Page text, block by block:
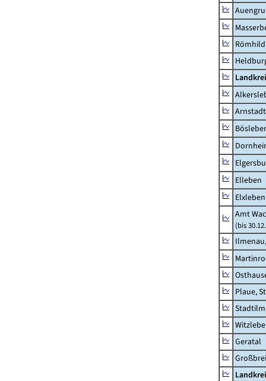
Elleben
Elxleben
Amt
(bis
Plaue,
Geratal